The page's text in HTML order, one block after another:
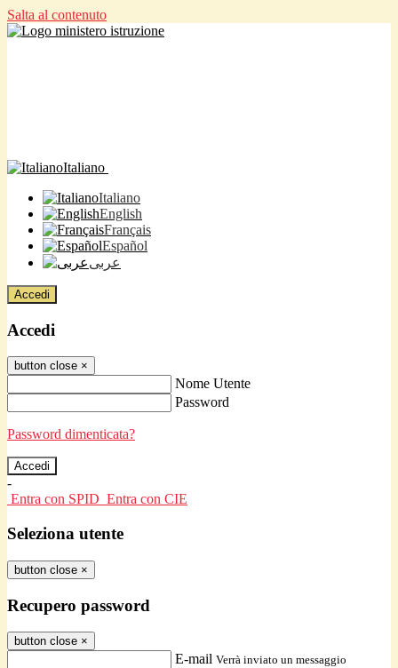
Salta al contenuto
Italiano
Italiano
English
Français
Español
عربى
Accedi
Accedi
button close ×
Nome Utente
Password
Password dimenticata?
-
Entra con SPID Entra con CIE
Seleziona utente
button close ×
Recupero password
button close ×
E-mail Verrà inviato un messaggio